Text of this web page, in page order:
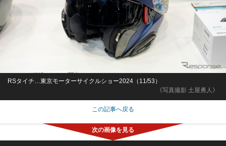
《写真撮影 土屋勇人》
RSタイチ…東京モーターサイクルショー2024（11/53）
この記事へ戻る